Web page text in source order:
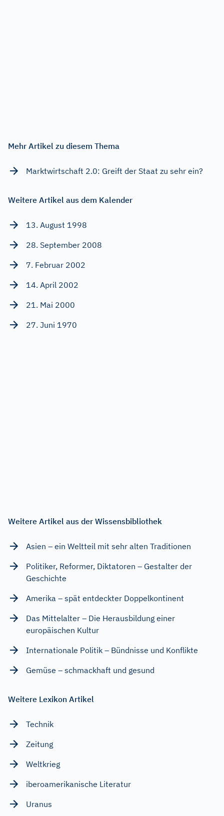
Mehr Artikel zu diesem Thema
Marktwirtschaft 2.0: Greift der Staat zu sehr ein?
Weitere Artikel aus dem Kalender
13. August 1998
28. September 2008
7. Februar 2002
14. April 2002
21. Mai 2000
27. Juni 1970
Weitere Artikel aus der Wissensbibliothek
Asien – ein Weltteil mit sehr alten Traditionen
Politiker, Reformer, Diktatoren – Gestalter der
Geschichte
Amerika – spät entdeckter Doppelkontinent
Das Mittelalter – Die Herausbildung einer
europäischen Kultur
Internationale Politik – Bündnisse und Konflikte
Gemüse – schmackhaft und gesund
Weitere Lexikon Artikel
Technik
Zeitung
Weltkrieg
iberoamerikanische Literatur
Uranus